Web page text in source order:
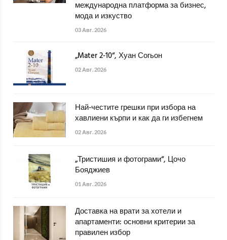
международна платформа за бизнес,
мода и изкуство
03 Авг. 2026
„Mater 2-10“, Хуан Согьон
02 Авг. 2026
Най-честите грешки при избора на
хавлиени кърпи и как да ги избегнем
02 Авг. 2026
„Тристишия и фотограми“, Цочо
Бояджиев
01 Авг. 2026
Доставка на врати за хотели и
апартаменти: основни критерии за
правилен избор